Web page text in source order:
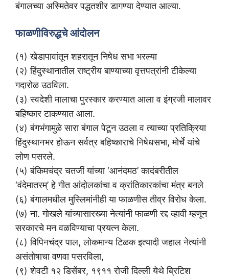
बंगालच्या अस्मितेवर पद्धतशीर डागण्या देण्यात आल्या.
फाळणीविरुद्धचे आंदोलन
(१) खेडापावांतून शहरातून निषेध सभा भरल्या
(२) हिंदुस्थानातील राष्ट्रीय बाण्याच्या वृत्तपत्रांनी टीकेल्या
गदारोळ उठविला.
(३) स्वदेशी मालाचा पुरस्कार करण्यात आला व इंग्रजी मालावर
बहिष्कार टाकण्यात आला.
(४) बंगभंगामुळे सारा बंगाल पेटून उठला व त्याच्या प्रतिक्रिया
हिंदुस्थानभर होऊन सर्वत्र बहिष्काराचे निषेधसभा, मोर्चे यांचे
लोण पसरले.
(५) बंकिमचंद्र चतर्जी यांच्या ‘आनंदमठ’ कादंबरीतील
‘वंदेमातरम्’ हे गीत आंदोलकांचा व क्रांतिकारकांचा मंत्र बनले
(६) बंगालमधील मुस्लिमांनीही या फाळणीस तीव्र विरोध केला.
(७) ना. गोखले यांच्यासारख्या नेत्यांनी फाळणी रद्द व्हावी म्हणून
सरकारचे मन वळविण्याचा प्रयत्न केला.
(८) विपिनचंद्र पाल, लोकमान्य टिळक इत्यादी जहाल नेत्यांनी
असंतोषाचा वणवा पसरविला,
(९) शेवटी १२ डिसेंबर, १९११ रोजी दिल्ली येथे ब्रिटिश